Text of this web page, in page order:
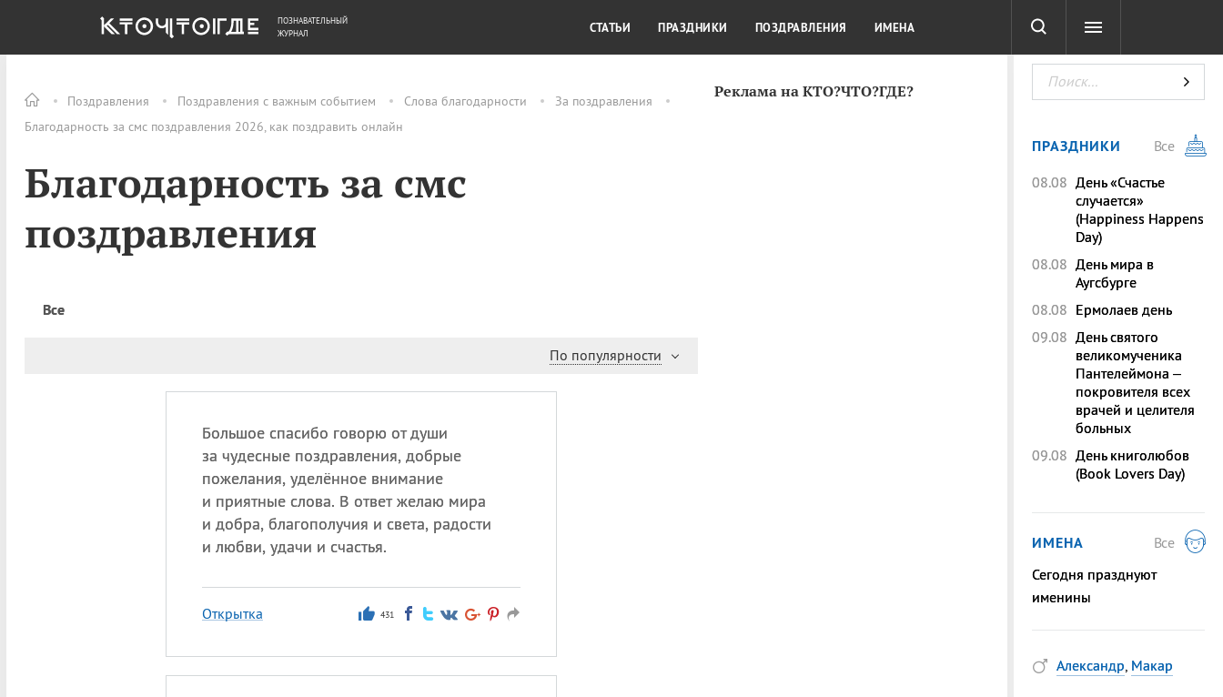
Поздравления Поздравления с важным событием Слова благодарности
За поздравления
Благодарность за смс поздравления 2026, как поздравить онлайн
Благодарность за смс
поздравления
Все
По популярности
Большое спасибо говорю от души
за чудесные поздравления, добрые
пожелания, уделённое внимание
и приятные слова. В ответ желаю мира
и добра, благополучия и света, радости
и любви, удачи и счастья.
Открытка 431
Реклама на КТО?ЧТО?ГДЕ?
ОБЩЕСТВО ДЕНЬГИ КУЛЬТУРА КРАСОТА ТЕСТЫ
ПОЗНАВАТЕЛЬНЫЙ
ЖУРНАЛ
СТАТЬИ ПРАЗДНИКИ ПОЗДРАВЛЕНИЯ ИМЕНА
ПРАЗДНИКИ
Все
08.08 День «Счастье
случается»
(Happiness Happens
Day)
08.08 День мира в
Аугсбурге
08.08 Ермолаев день
09.08 День святого
великомученика
Пантелеймона –
покровителя всех
врачей и целителя
больных
09.08 День книголюбов
(Book Lovers Day)
ИМЕНА
Все
Сегодня празднуют
именины
Александр, Макар